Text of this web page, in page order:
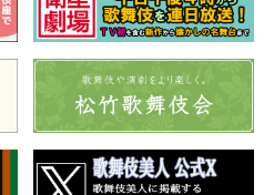
の怪として大立廻りを見せます。
さい。
の部